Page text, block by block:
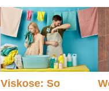
Viskose: So